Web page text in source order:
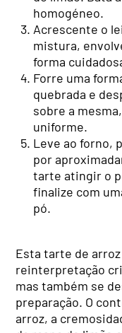
homogéneo.
Acrescente o
mistura,
forma
Forre uma
quebrada e
sobre a
uniforme.
Leve ao forno,
por
tarte atingir o
finalize com
pó.
Esta tarte de
reinterpretação
mas também se
preparação. O
arroz, a